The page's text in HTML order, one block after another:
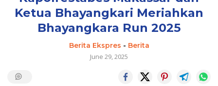
Ketua Bhayangkari Meriahkan
Bhayangkara Run 2025
Berita Ekspres - Berita
June 29, 2025